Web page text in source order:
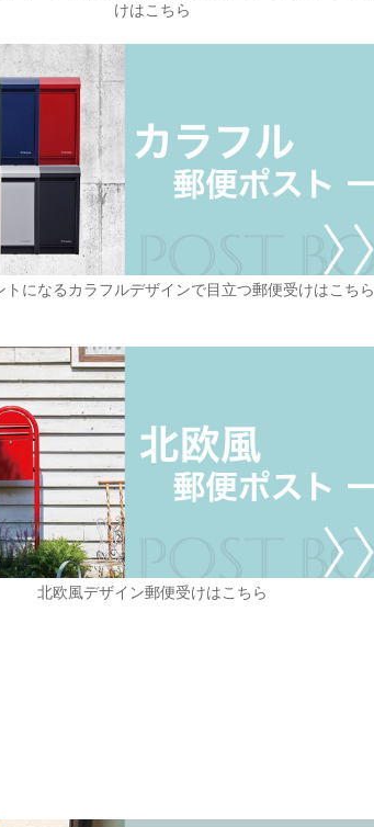
けはこちら
トになるカラフルデザインで目立つ郵便受けはこちら
北欧風デザイン郵便受けはこちら